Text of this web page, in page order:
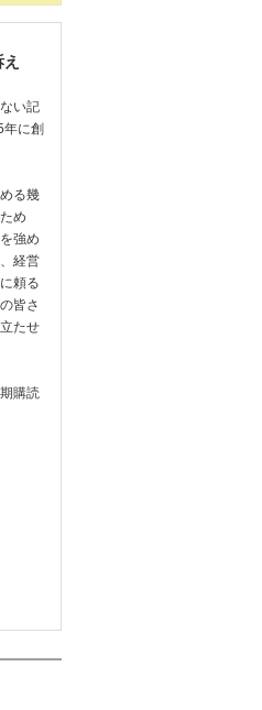
い記
に創
る幾
め
強め
経営
頼る
皆さ
たせ
購読